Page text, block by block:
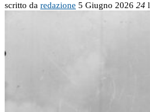
scritto da redazione 5 Giugno 2026 24